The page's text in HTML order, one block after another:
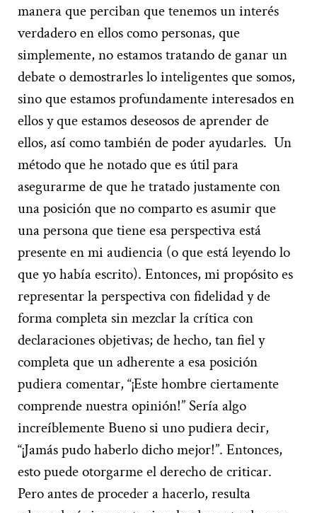
manera que perciban que tenemos un interés
verdadero en ellos como personas, que
simplemente, no estamos tratando de ganar un
debate o demostrarles lo inteligentes que somos,
sino que estamos profundamente interesados en
ellos y que estamos deseosos de aprender de
ellos, así como también de poder ayudarles. Un
método que he notado que es útil para
asegurarme de que he tratado justamente con
una posición que no comparto es asumir que
una persona que tiene esa perspectiva está
presente en mi audiencia (o que está leyendo lo
que yo había escrito). Entonces, mi propósito es
representar la perspectiva con fidelidad y de
forma completa sin mezclar la crítica con
declaraciones objetivas; de hecho, tan fiel y
completa que un adherente a esa posición
pudiera comentar, “¡Este hombre ciertamente
comprende nuestra opinión!” Sería algo
increíblemente Bueno si uno pudiera decir,
“¡Jamás pudo haberlo dicho mejor!”. Entonces,
esto puede otorgarme el derecho de criticar.
Pero antes de proceder a hacerlo, resulta